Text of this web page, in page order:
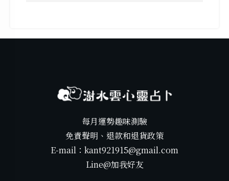
每月運勢趣味測驗
免責聲明、退款和退貨政策
E-mail：kant921915@gmail.com
Line@加我好友